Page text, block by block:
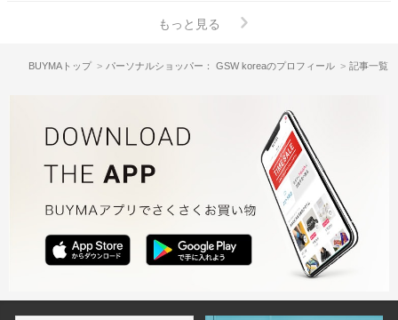
もっと見る
BUYMAトップ パーソナルショッパー： GSW koreaのプロフィール 記事一覧